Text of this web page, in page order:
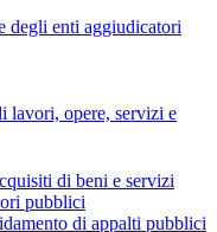
degli enti aggiudicatori
lavori, opere, servizi e
di beni e servizi
pubblici
di appalti pubblici